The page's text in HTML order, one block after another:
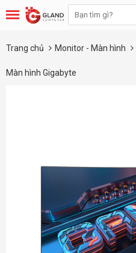
Trang chủ Monitor - Màn hình
Màn hình Gigabyte